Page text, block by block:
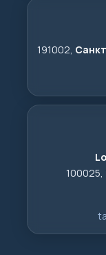
191002,
100025,